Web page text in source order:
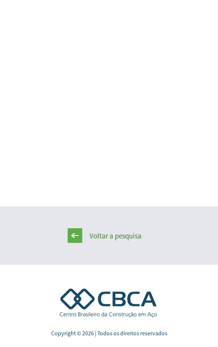
Voltar a pesquisa
Copyright © 2026 | Todos os direitos reservados